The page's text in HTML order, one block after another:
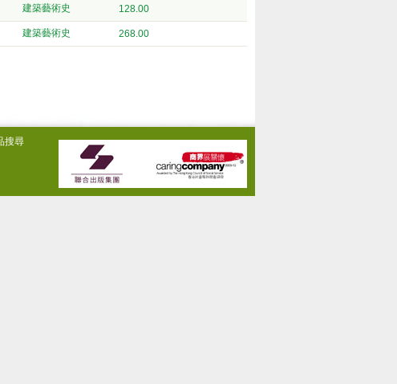
建築藝術史 128.00
建築藝術史 268.00
搜尋